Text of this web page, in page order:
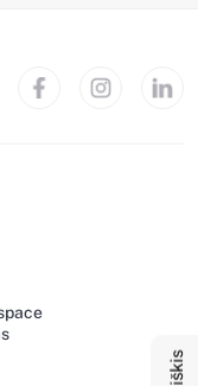
Naujienlaiškis